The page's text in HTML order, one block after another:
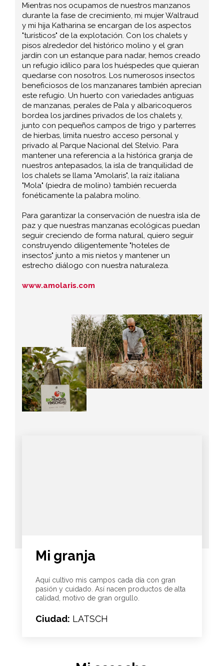
Mientras nos ocupamos de nuestros manzanos
durante la fase de crecimiento, mi mujer Waltraud
y mi hija Katharina se encargan de los aspectos
"turísticos" de la explotación. Con los chalets y
pisos alrededor del histórico molino y el gran
jardín con un estanque para nadar, hemos creado
un refugio idílico para los huéspedes que quieran
quedarse con nosotros. Los numerosos insectos
beneficiosos de los manzanares también aprecian
este refugio. Un huerto con variedades antiguas
de manzanas, perales de Pala y albaricoqueros
bordea los jardines privados de los chalets y,
junto con pequeños campos de trigo y parterres
de hierbas, limita nuestro acceso personal y
privado al Parque Nacional del Stelvio. Para
mantener una referencia a la histórica granja de
nuestros antepasados, la isla de tranquilidad de
los chalets se llama "Amolaris", la raíz italiana
"Mola" (piedra de molino) también recuerda
fonéticamente la palabra molino.
Para garantizar la conservación de nuestra isla de
paz y que nuestras manzanas ecológicas puedan
seguir creciendo de forma natural, quiero seguir
construyendo diligentemente "hoteles de
insectos" junto a mis nietos y mantener un
estrecho diálogo con nuestra naturaleza.
www.amolaris.com
Mi granja
Aquí cultivo mis campos cada día con gran
pasión y cuidado. Así nacen productos de alta
calidad, motivo de gran orgullo.
Ciudad: LATSCH